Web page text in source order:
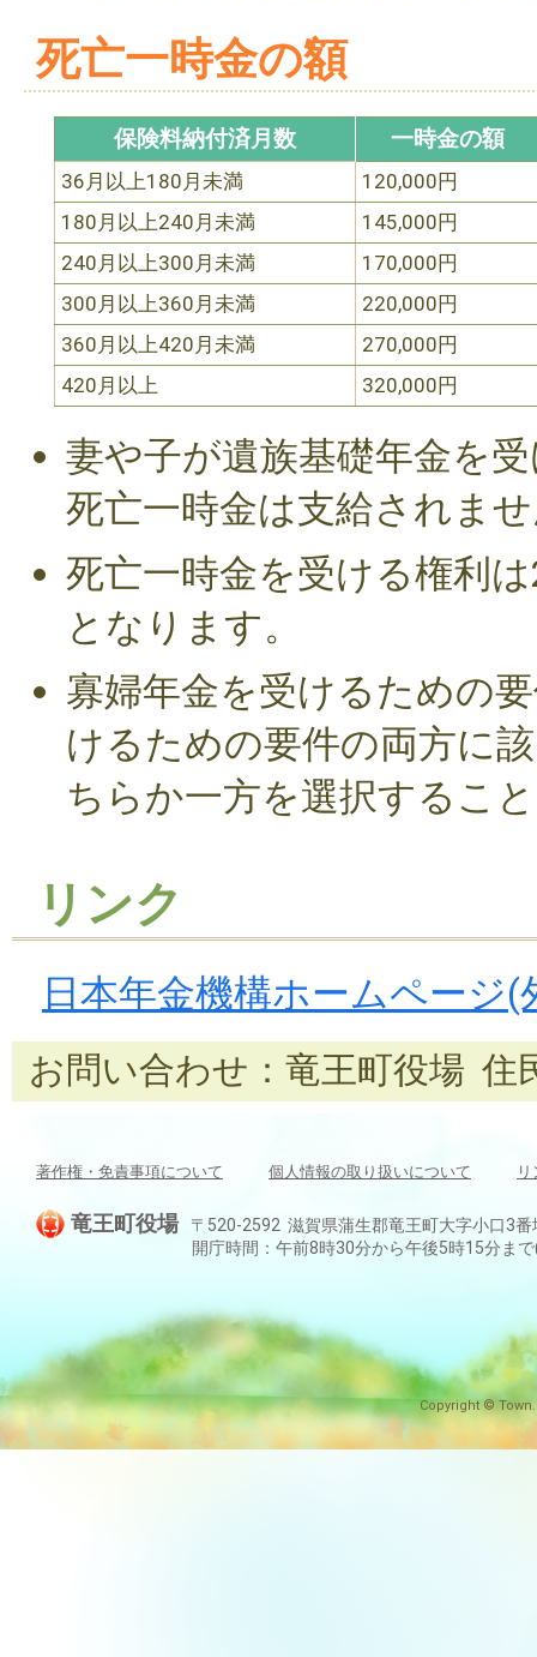
死亡一時金の額
保険料納付済月数 一時金の額
36月以上180月未満
120,000円
180月以上240月未満
145,000円
240月以上300月未満
170,000円
300月以上360月未満
220,000円
360月以上420月未満
270,000円
420月以上
320,000円
妻や子が遺族基礎年金を
死亡一時金は支給されま
死亡一時金を受ける権利
となります。
寡婦年金を受けるための
けるための要件の両方に
ちらか一方を選択するこ
リンク
日本年金機構ホームページ(
お問い合わせ：竜王町役場 住
著作権・免責事項について 個人情報の取り扱いについて
竜王町役場
〒520-2592 滋賀県蒲生郡竜王町大字小口3
開庁時間：午前8時30分から午後5時15分ま
Copyright ©